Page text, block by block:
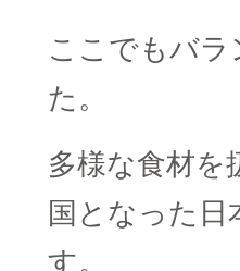
ここでもバ
た。
多様な食材を
国となった
す。